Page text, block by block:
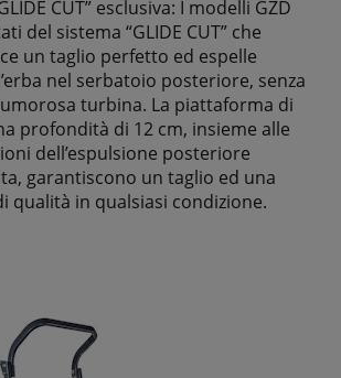
CUT” esclusiva: I modelli GZD
del sistema “GLIDE CUT” che
un taglio perfetto ed espelle
nel serbatoio posteriore, senza
turbina. La piattaforma di
profondità di 12 cm, insieme alle
dell’espulsione posteriore
garantiscono un taglio ed una
qualità in qualsiasi condizione.